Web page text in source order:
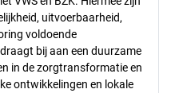
uitvoerbaarheid,
voldoende
bij aan een duurzame
in de zorgtransformatie en
ontwikkelingen en lokale